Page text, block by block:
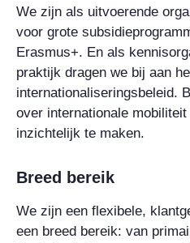
We zijn als uitvoerende
voor grote
Erasmus+. En als
praktijk dragen we bij aan
internationaliseringsbeleid.
over internationale
inzichtelijk te maken.
Breed bereik
We zijn een flexibele,
een breed bereik: van